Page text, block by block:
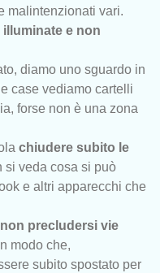
malintenzionati vari.
illuminate e non
diamo uno sguardo in
case vediamo cartelli
forse non è una zona
chiudere subito le
si veda cosa si può
e altri apparecchi che
non precludersi vie
modo che,
subito spostato per